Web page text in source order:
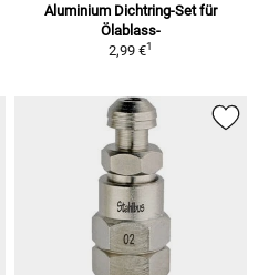
Aluminium Dichtring-Set für
Ölablass-
2,99 €1